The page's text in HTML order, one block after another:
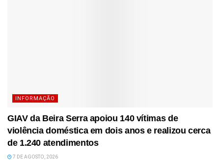
INFORMAÇÃO
GIAV da Beira Serra apoiou 140 vítimas de
violência doméstica em dois anos e realizou cerca
de 1.240 atendimentos
7 DE AGOSTO, 2026